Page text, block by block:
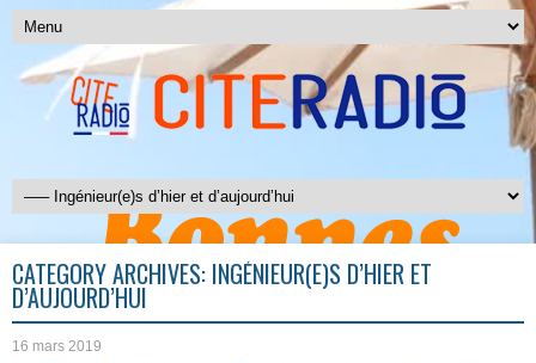
CATEGORY ARCHIVES: INGÉNIEUR(E)S D’HIER ET
D’AUJOURD’HUI
16 mars 2019